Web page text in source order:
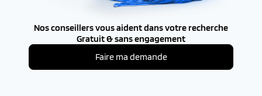
Nos conseillers vous aident dans votre recherche
Gratuit & sans engagement
Faire ma demande